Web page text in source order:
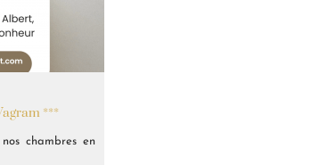
***
au coeur de la
vous offre une
week-
et
!
***
***
et
***
chambres en